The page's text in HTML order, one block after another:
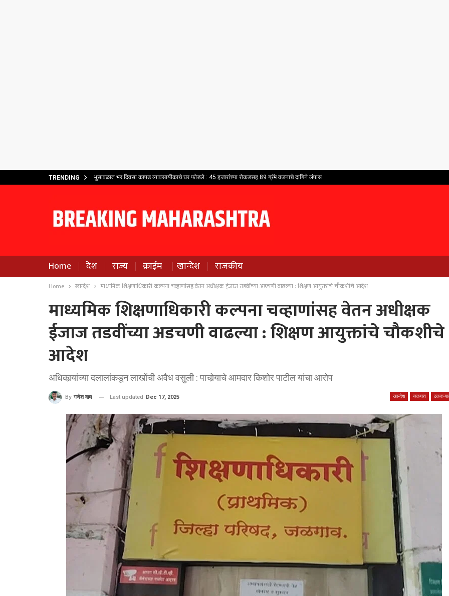
TRENDING भुसावळात भर दिवसा कापड व्यावसायीकाचे घर फोडले : 45 हजारांच्या रोकडसह 89 ग्रॅम वजनाचे दागिने लंपास
Home देश राज्य क्राईम खान्देश राजकीय
Home खान्देश माध्यमिक शिक्षणाधिकारी कल्पना चव्हाणांसह वेतन अधीक्षक ईजाज तडवींच्या अडचणी वाढल्या : शिक्षण आयुक्तांचे चौकशीचे आदेश
माध्यमिक शिक्षणाधिकारी कल्पना चव्हाणांसह वेतन अधीक्षक
ईजाज तडवींच्या अडचणी वाढल्या : शिक्षण आयुक्तांचे चौकशीचे
आदेश
अधिकार्‍यांच्या दलालांकडून लाखोंची अवैध वसुली : पाचोर्‍याचे आमदार किशोर पाटील यांचा आरोप
खान्देश जळगाव ठळक
By गणेश वाघ Last updated Dec 17, 2025